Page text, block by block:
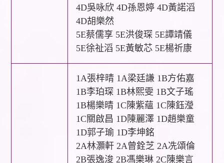
4D吳咏欣 4D孫恩婷 4D黃諾滔
4D胡樂然
5E蔡儒享 5E洪俊琛 5E譚靖儀
5E徐祉滔 5E黃敏芯 5E楊祈康
1A張梓晴 1A梁廷謙 1B方佑嘉
1B李珀琛 1B林熙雯 1B文子瑤
1B楊樂晴 1C陳紫蘊 1C陳鈺瀅
1C關啟昌 1D陳麗澤 1D趙樂童
1D郭子瑜 1D李坤銘
2A林灝軒 2A曾銓芝 2A冼頌倫
2B張逸浚 2B馮樂琳 2C陳樂言